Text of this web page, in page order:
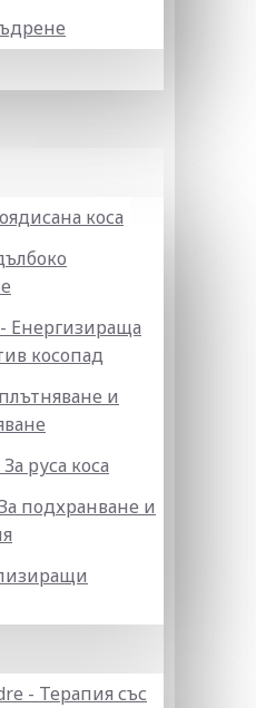
коса
Енергизираща
косопад
и
руса коса
подхранване и
- Терапия със